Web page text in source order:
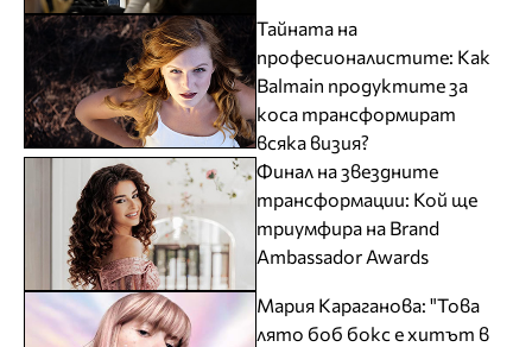
Тайната на
професионалистите: Как
Balmain продуктите за
коса трансформират
всяка визия?
Финал на звездните
трансформации: Кой ще
триумфира на Brand
Ambassador Awards
Мария Караганова: "Това
лято боб бокс е хитът в